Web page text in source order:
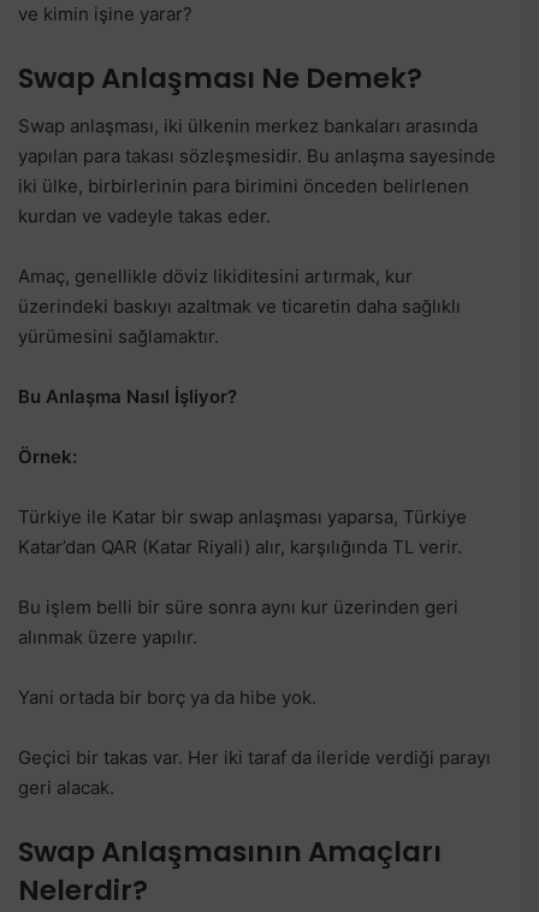
ve kimin işine yarar?
Swap Anlaşması Ne Demek?
Swap anlaşması, iki ülkenin merkez bankaları arasında
yapılan para takası sözleşmesidir. Bu anlaşma sayesinde
iki ülke, birbirlerinin para birimini önceden belirlenen
kurdan ve vadeyle takas eder.
Amaç, genellikle döviz likiditesini artırmak, kur
üzerindeki baskıyı azaltmak ve ticaretin daha sağlıklı
yürümesini sağlamaktır.
Bu Anlaşma Nasıl İşliyor?
Örnek:
Türkiye ile Katar bir swap anlaşması yaparsa, Türkiye
Katar’dan QAR (Katar Riyali) alır, karşılığında TL verir.
Bu işlem belli bir süre sonra aynı kur üzerinden geri
alınmak üzere yapılır.
Yani ortada bir borç ya da hibe yok.
Geçici bir takas var. Her iki taraf da ileride verdiği parayı
geri alacak.
Swap Anlaşmasının Amaçları
Nelerdir?